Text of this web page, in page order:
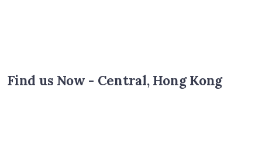
Find us Now - Central, Hong Kong